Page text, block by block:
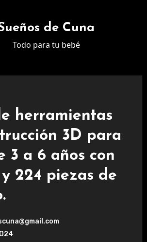
de Cuna
Todo para tu bebé
herramientas
3D para
3 a 6 años con
224 piezas de